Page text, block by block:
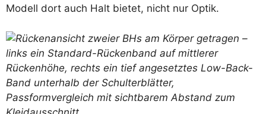
Modell dort auch Halt bietet, nicht nur Optik.